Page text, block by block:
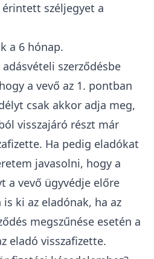
széljegyet a
a 6 hónap.
szerződésbe
a vevő az 1. pontban
csak akkor adja meg,
visszajáró részt már
Ha pedig eladókat
javasolni, hogy a
a vevő ügyvédje előre
ki az eladónak, ha az
megszűnése esetén a
eladó visszafizette.